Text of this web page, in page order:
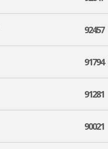
92457
91794
91281
90021